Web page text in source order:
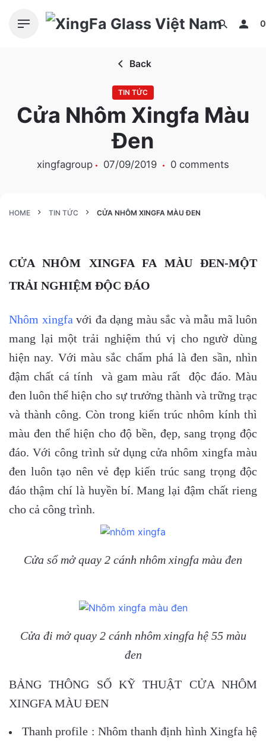
0
Back
TIN TỨC
Cửa Nhôm Xingfa Màu
Đen
xingfagroup 07/09/2019 0 comments
HOME TIN TỨC CỬA NHÔM XINGFA MÀU ĐEN
CỬA NHÔM XINGFA FA MÀU ĐEN-MỘT
TRẢI NGHIỆM ĐỘC ĐÁO
Nhôm xingfa với đa dạng màu sắc và mẫu mã luôn
mang lại một trải nghiệm thú vị cho ngườ dùng
hiện nay. Với màu sắc chấm phá là đen sần, nhìn
đậm chất cá tính và gam màu rất độc đáo. Màu
đen luôn thể hiện cho sự trưởng thành và trững trạc
và thành công. Còn trong kiến trúc nhôm kính thì
màu đen thể hiện cho độ bền, đẹp, sang trọng độc
đáo. Với công trình sử dụng cửa nhôm xingfa màu
đen luôn tạo nên vẻ đẹp kiến trúc sang trọng độc
đáo thậm chí là huyền bí. Mang lại đậm chất rieng
cho cả công trình.
Cửa sổ mở quay 2 cánh nhôm xingfa màu đen
Cửa đi mở quay 2 cánh nhôm xingfa hệ 55 màu
đen
BẢNG THÔNG SỐ KỸ THUẬT CỬA NHÔM
XINGFA MÀU ĐEN
Thanh profile : Nhôm thanh định hình Xingfa hệ